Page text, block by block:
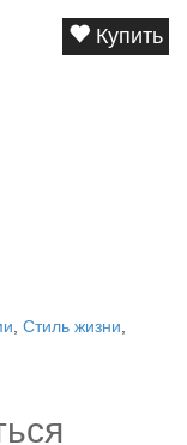
Купить
Стиль жизни